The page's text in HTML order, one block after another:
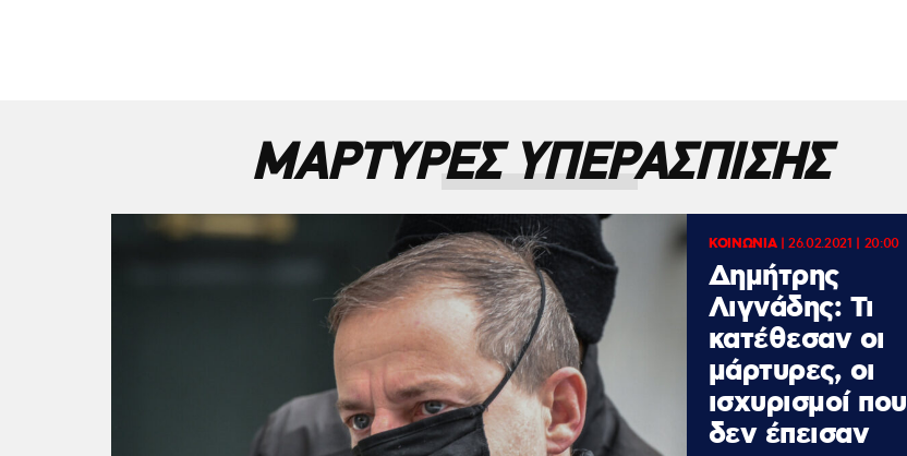
ΜΑΡΤΥΡΕΣ ΥΠΕΡΑΣΠΙΣΗΣ
ΚΟΙΝΩΝΙΑ|26.02.2021 | 20:00
Δημήτρης
Λιγνάδης: Τι
κατέθεσαν οι
μάρτυρες, οι
ισχυρισμοί που
δεν έπεισαν